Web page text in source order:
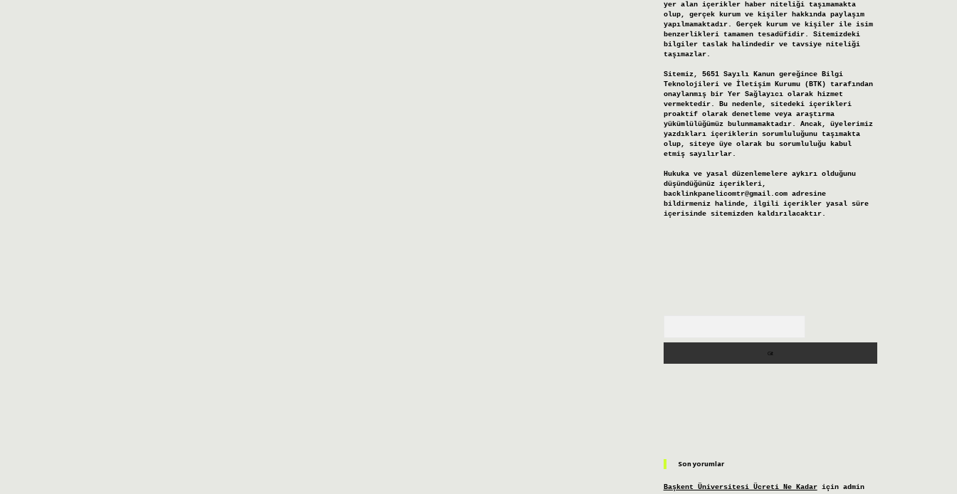
yer alan içerikler haber niteliği taşımamakta
olup, gerçek kurum ve kişiler hakkında paylaşım
yapılmamaktadır. Gerçek kurum ve kişiler ile isim
benzerlikleri tamamen tesadüfidir. Sitemizdeki
bilgiler taslak halindedir ve tavsiye niteliği
taşımazlar.
Sitemiz, 5651 Sayılı Kanun gereğince Bilgi
Teknolojileri ve İletişim Kurumu (BTK) tarafından
onaylanmış bir Yer Sağlayıcı olarak hizmet
vermektedir. Bu nedenle, sitedeki içerikleri
proaktif olarak denetleme veya araştırma
yükümlülüğümüz bulunmamaktadır. Ancak, üyelerimiz
yazdıkları içeriklerin sorumluluğunu taşımakta
olup, siteye üye olarak bu sorumluluğu kabul
etmiş sayılırlar.
Hukuka ve yasal düzenlemelere aykırı olduğunu
düşündüğünüz içerikleri,
backlinkpanelicomtr@gmail.comadresine
bildirmeniz halinde, ilgili içerikler yasal süre
içerisinde sitemizden kaldırılacaktır.
Son yorumlar
Başkent Üniversitesi Ücreti Ne Kadariçin admin